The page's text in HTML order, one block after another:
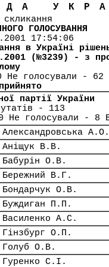
ГОЛОСУВАННЯ
17:54:06
в Україні
(№3239) - з
голосували - 62
партії України
- 113
голосували - 8
Александровська А.О.
Аніщук В.В.
Бабурін О.В.
Бережний В.Г.
Бондарчук О.В.
Буждиган П.П.
Василенко А.С.
Гінзбург О.П.
Голуб О.В.
Гуренко С.І.